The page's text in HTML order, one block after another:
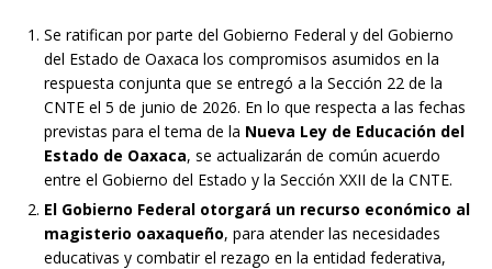
Se ratifican por parte del Gobierno Federal y del Gobierno
del Estado de Oaxaca los compromisos asumidos en la
respuesta conjunta que se entregó a la Sección 22 de la
CNTE el 5 de junio de 2026. En lo que respecta a las fechas
previstas para el tema de la Nueva Ley de Educación del
Estado de Oaxaca, se actualizarán de común acuerdo
entre el Gobierno del Estado y la Sección XXII de la CNTE.
El Gobierno Federal otorgará un recurso económico al
magisterio oaxaqueño, para atender las necesidades
educativas y combatir el rezago en la entidad federativa,